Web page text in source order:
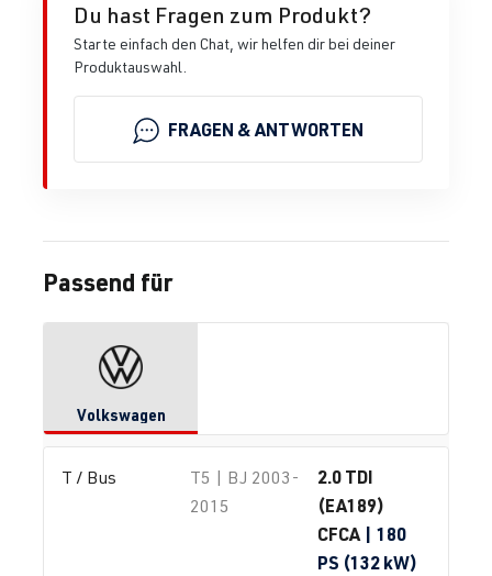
Du hast Fragen zum Produkt?
Starte einfach den Chat, wir helfen dir bei deiner
Produktauswahl.
FRAGEN & ANTWORTEN
Passend für
Volkswagen
T / Bus
T5 | BJ 2003-
2015
2.0 TDI
(EA189)
CFCA | 180
PS (132 kW)